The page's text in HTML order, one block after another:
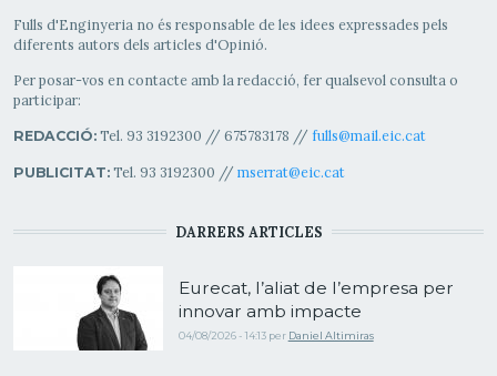
Fulls d'Enginyeria no és responsable de les idees expressades pels
diferents autors dels articles d'Opinió.
Per posar-vos en contacte amb la redacció, fer qualsevol consulta o
participar:
REDACCIÓ:Tel. 93 3192300 // 675783178 // fulls@mail.eic.cat
PUBLICITAT:Tel. 93 3192300 // mserrat@eic.cat
DARRERS ARTICLES
Eurecat, l’aliat de l’empresa per
innovar amb impacte
04/08/2026 - 14:13 per Daniel Altimiras